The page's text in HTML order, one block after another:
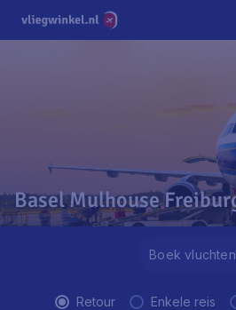
Basel Mulhouse
Boek vluchten
Retour Enkele reis